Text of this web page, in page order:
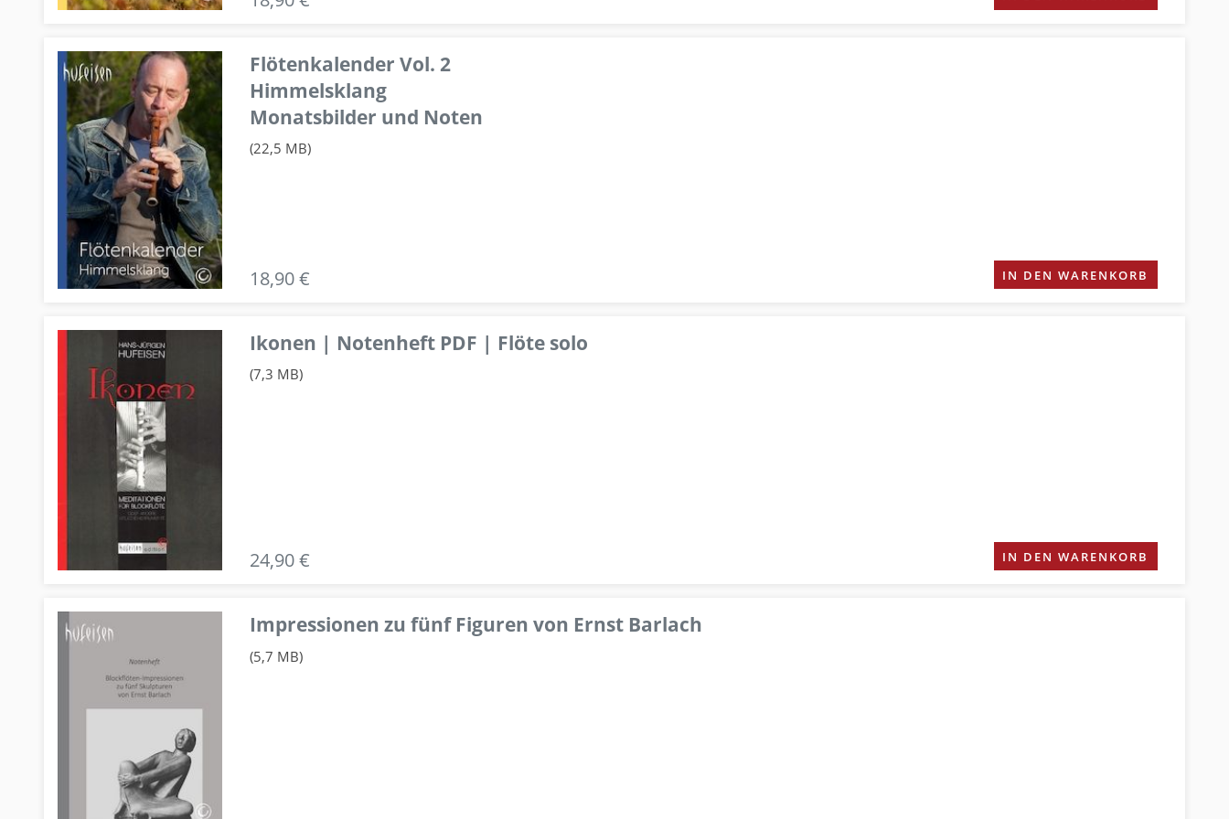
Flötenkalender Vol. 2
Himmelsklang
Monatsbilder und Noten
(22,5 MB)
18,90 € IN DEN WARENKORB
Ikonen | Notenheft PDF | Flöte solo
(7,3 MB)
24,90 € IN DEN WARENKORB
Impressionen zu fünf Figuren von Ernst Barlach
(5,7 MB)